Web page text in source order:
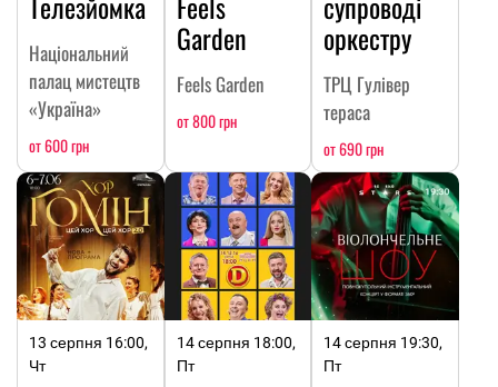
Національний
палац мистецтв
«Україна»
от 600 грн
Garden
Feels Garden
от 800 грн
оркестру
ТРЦ Гулівер
тераса
от 690 грн
13 серпня 16:00,
Чт
14 серпня 18:00,
Пт
14 серпня 19:30,
Пт